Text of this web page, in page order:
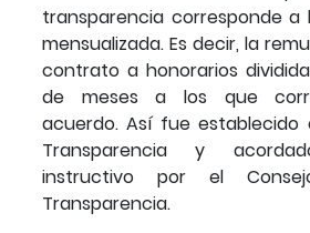
transparencia corresponde
mensualizada. Es decir, la
contrato a honorarios
de meses a los que
acuerdo. Así fue establecido
Transparencia y
instructivo por el
Transparencia.